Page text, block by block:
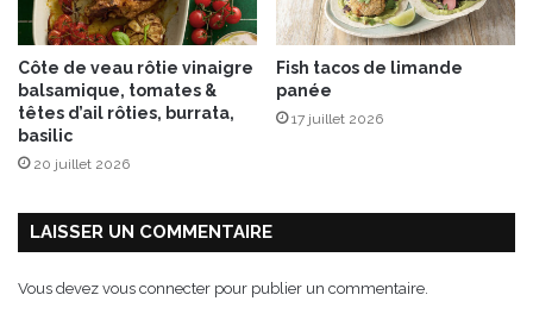
è
r
e
Côte de veau rôtie vinaigre
balsamique, tomates &
têtes d’ail rôties, burrata,
basilic
20 juillet 2026
Fish tacos de limande
panée
17 juillet 2026
LAISSER UN COMMENTAIRE
Vous devez vous connecter pour publier un commentaire.